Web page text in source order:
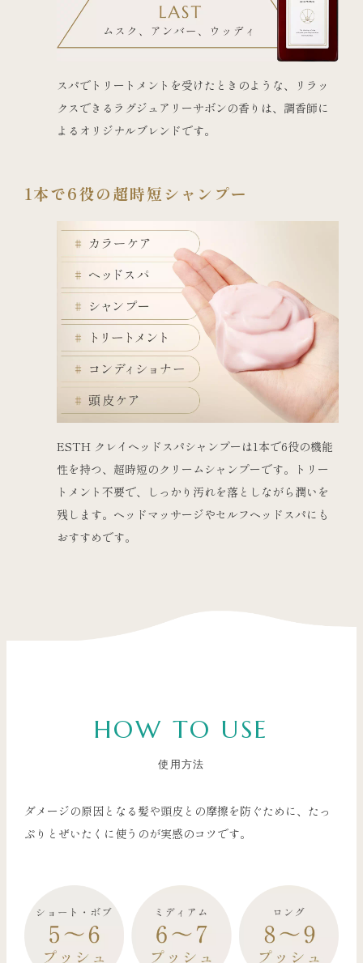
スパでトリートメントを受けたときのような、リラッ
クスできるラグジュアリーサボンの香りは、調香師に
よるオリジナルブレンドです。
1本で6役の超時短シャンプー
ESTH クレイヘッドスパシャンプーは1本で6役の機能
性を持つ、超時短のクリームシャンプーです。トリー
トメント不要で、しっかり汚れを落としながら潤いを
残します。ヘッドマッサージやセルフヘッドスパにも
おすすめです。
HOW TO USE
使用方法
ダメージの原因となる髪や頭皮との摩擦を防ぐために、たっ
ぷりとぜいたくに使うのが実感のコツです。